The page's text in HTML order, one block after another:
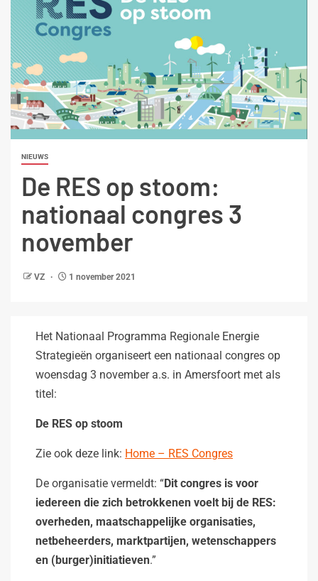
NIEUWS
De RES op stoom:
nationaal congres 3
november
VZ 1 november 2021
Het Nationaal Programma Regionale Energie
Strategieën organiseert een nationaal congres op
woensdag 3 november a.s. in Amersfoort met als
titel:
De RES op stoom
Zie ook deze link: Home – RES Congres
De organisatie vermeldt: “Dit congres is voor
iedereen die zich betrokkenen voelt bij de RES:
overheden, maatschappelijke organisaties,
netbeheerders, marktpartijen, wetenschappers
en (burger)initiatieven.”